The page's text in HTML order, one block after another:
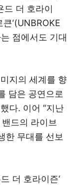
드 더 호라이
큰‘(UNBROKE
점에서도 기대
지의 세계를 향
담은 공연으로
다. 이어 “지난
드의 라이브
한 무대를 선보
더 호라이즌‘